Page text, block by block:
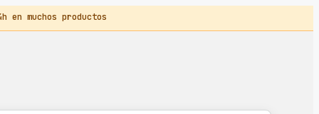
muchos productos